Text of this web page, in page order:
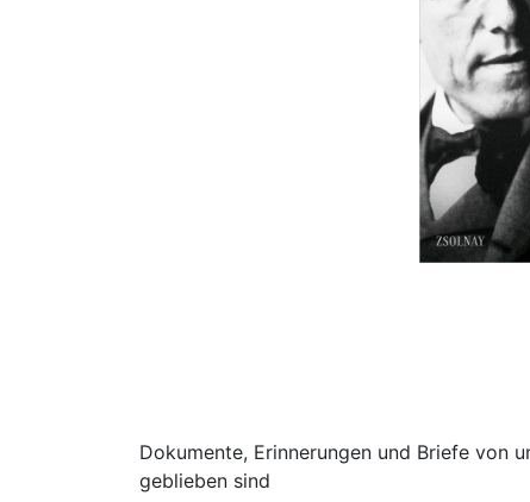
Dokumente, Erinnerungen und Briefe von
geblieben sind